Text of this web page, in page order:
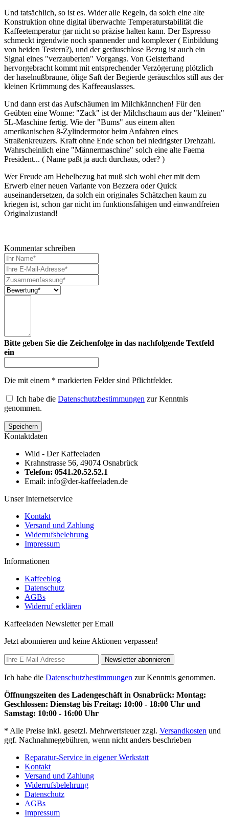
Und tatsächlich, so ist es. Wider alle Regeln, da solch eine alte
Konstruktion ohne digital überwachte Temperaturstabilität die
Kaffeetemperatur gar nicht so präzise halten kann. Der Espresso
schmeckt irgendwie noch spannender und komplexer ( Einbildung
von beiden Testern?), und der geräuschlose Bezug ist auch ein
Signal eines "verzauberten" Vorgangs. Von Geisterhand
hervorgebracht kommt mit entsprechender Verzögerung plötzlich
der haselnußbraune, ölige Saft der Begierde geräuschlos still aus der
kleinen Krümmung des Kaffeeauslasses.
Und dann erst das Aufschäumen im Milchkännchen! Für den
Geübten eine Wonne: "Zack" ist der Milchschaum aus der "kleinen"
5L-Maschine fertig. Wie der "Bums" aus einem alten
amerikanischen 8-Zylindermotor beim Anfahren eines
Straßenkreuzers. Kraft ohne Ende schon bei niedrigster Drehzahl.
Wahrscheinlich eine "Männermaschine" solch eine alte Faema
President... ( Name paßt ja auch durchaus, oder? )
Wer Freude am Hebelbezug hat muß sich wohl eher mit dem
Erwerb einer neuen Variante von Bezzera oder Quick
auseinandersetzen, da solch ein originales Schätzchen kaum zu
kriegen ist, schon gar nicht im funktionsfähigen und einwandfreien
Originalzustand!
Kommentar schreiben
Bitte geben Sie die Zeichenfolge in das nachfolgende Textfeld
ein
Die mit einem * markierten Felder sind Pflichtfelder.
Ich habe die Datenschutzbestimmungen zur Kenntnis
genommen.
Kontaktdaten
Wild - Der Kaffeeladen
Krahnstrasse 56, 49074 Osnabrück
Telefon: 0541.20.52.52.1
Email: info@der-kaffeeladen.de
Unser Internetservice
Kontakt
Versand und Zahlung
Widerrufsbelehrung
Impressum
Informationen
Kaffeeblog
Datenschutz
AGBs
Widerruf erklären
Kaffeeladen Newsletter per Email
Jetzt abonnieren und keine Aktionen verpassen!
Newsletter abonnieren
Ich habe die Datenschutzbestimmungen zur Kenntnis genommen.
Öffnungszeiten des Ladengeschäft in Osnabrück: Montag:
Geschlossen: Dienstag bis Freitag: 10:00 - 18:00 Uhr und
Samstag: 10:00 - 16:00 Uhr
* Alle Preise inkl. gesetzl. Mehrwertsteuer zzgl. Versandkosten und
ggf. Nachnahmegebühren, wenn nicht anders beschrieben
Reparatur-Service in eigener Werkstatt
Kontakt
Versand und Zahlung
Widerrufsbelehrung
Datenschutz
AGBs
Impressum